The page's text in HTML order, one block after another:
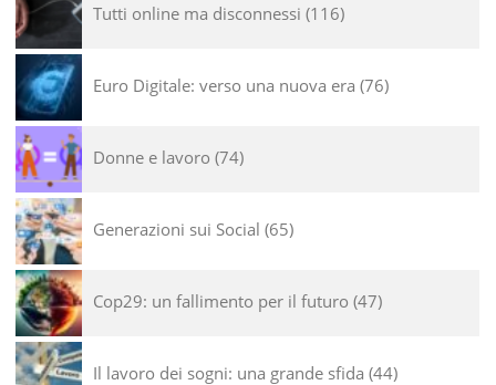
Tutti online ma disconnessi 116
Euro Digitale: verso una nuova era 76
Donne e lavoro 74
Generazioni sui Social 65
Cop29: un fallimento per il futuro 47
Il lavoro dei sogni: una grande sfida 44